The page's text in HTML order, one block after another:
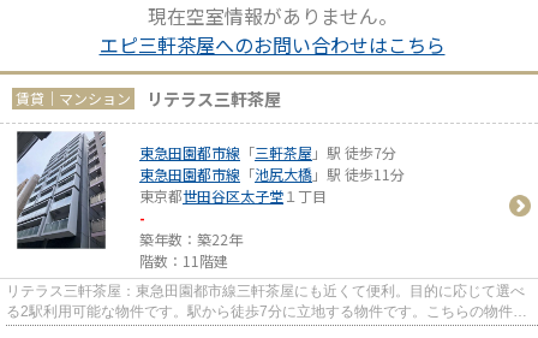
現在空室情報がありません。
エピ三軒茶屋へのお問い合わせはこちら
賃貸｜マンション リテラス三軒茶屋
東急田園都市線 「三軒茶屋 」駅 徒歩7分
東急田園都市線 「池尻大橋」駅 徒歩11分
東京都世田谷区太子堂１丁目
-
築年数：築22年
階数：11階建
リテラス三軒茶屋：東急田園都市線三軒茶屋にも近くて便利。目的に応じて選べ
る2駅利用可能な物件です。駅から徒歩7分に立地する物件です。こちらの物件に